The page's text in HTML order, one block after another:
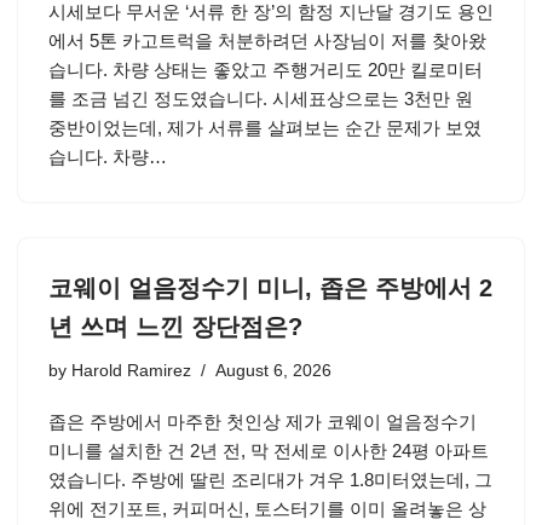
시세보다 무서운 ‘서류 한 장’의 함정 지난달 경기도 용인
에서 5톤 카고트럭을 처분하려던 사장님이 저를 찾아왔
습니다. 차량 상태는 좋았고 주행거리도 20만 킬로미터
를 조금 넘긴 정도였습니다. 시세표상으로는 3천만 원
중반이었는데, 제가 서류를 살펴보는 순간 문제가 보였
습니다. 차량…
코웨이 얼음정수기 미니, 좁은 주방에서 2
년 쓰며 느낀 장단점은?
by Harold Ramirez August 6, 2026
좁은 주방에서 마주한 첫인상 제가 코웨이 얼음정수기
미니를 설치한 건 2년 전, 막 전세로 이사한 24평 아파트
였습니다. 주방에 딸린 조리대가 겨우 1.8미터였는데, 그
위에 전기포트, 커피머신, 토스터기를 이미 올려놓은 상